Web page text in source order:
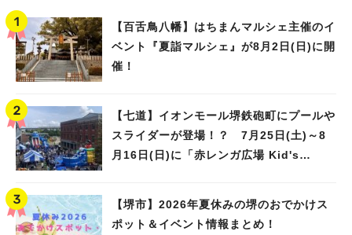
【百舌鳥八幡】はちまんマルシェ主催のイ
ベント『夏詣マルシェ』が8月2日(日)に開
催！
【七道】イオンモール堺鉄砲町にプールや
スライダーが登場！？ 7月25日(土)～8
月16日(日)に「赤レンガ広場 Kid's
【堺市】2026年夏休みの堺のおでかけス
ポット＆イベント情報まとめ！